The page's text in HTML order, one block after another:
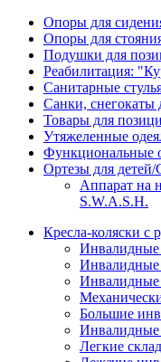
Опоры для
Опоры для
Подушки для
Реабилитация:
Санитарные
Санки, снегокаты
Товары для
Утяжеленные
Функциональные
Ортезы для
Аппарат на
S.W.A.S.H.
Кресла-коляски с
Инвалидные
Инвалидные
Инвалидные
Большие
Инвалидные
Легкие